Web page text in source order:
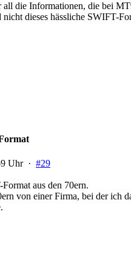
die Informationen, die bei
dieses hässliche SWIFT-
Uhr · #29
aus den 70ern.
von einer Firma, bei der ich